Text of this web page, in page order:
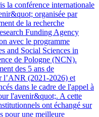
la conférence internationale
organisée par
de la recherche
Funding Agency
avec le programme
and Social Sciences in
de Pologne (NCN).
des 5 ans de
l’ANR (2021-2026) et
dans le cadre de l'appel à
l'avenir&quot;. A cette
ont échangé sur
pour une meilleure